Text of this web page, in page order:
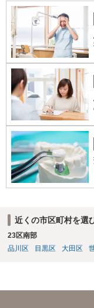
あるかどうかですね。
力）がでたというお話
に対するお子さんのス
ので、まだそのグルー
う少し様子を見るしか
他害行動があったとい
れません。 いずれにせ
を確認し、またその直
がい特性に照らした原
れません。
近くの市区町村を選
23区南部
品川区
目黒区 大田区